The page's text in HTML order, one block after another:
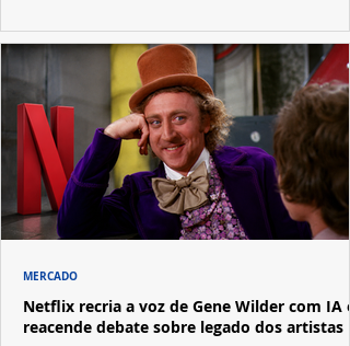
Netflix recria a voz de Gene Wilder com IA e
reacende debate sobre legado dos artistas
MERCADO